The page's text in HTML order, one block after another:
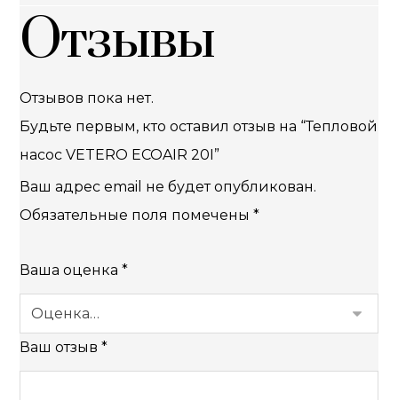
Отзывы
Отзывов пока нет.
Будьте первым, кто оставил отзыв на “Тепловой
насос VETERO ECOAIR 20I”
Ваш адрес email не будет опубликован.
Обязательные поля помечены*
Ваша оценка*
Ваш отзыв*